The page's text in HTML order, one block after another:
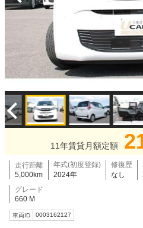
11年賃貸月額定額
走行距離
5,000km
年式(初度登録)
2024年
修復歴
なし
グレード
660 M
車両ID 0003162127